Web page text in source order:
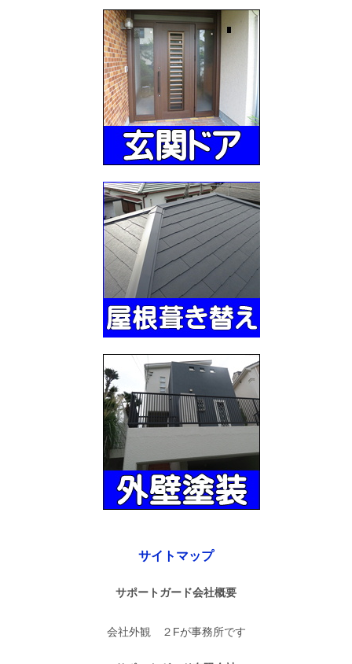
サイトマップ
サポートガード会社概要
会社外観 ２Fが事務所です